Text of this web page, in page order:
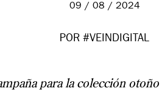
09 / 08 / 2024
POR #VEINDIGITAL
para la colección